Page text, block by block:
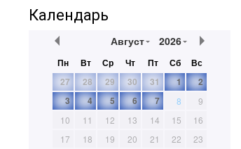
Календарь
Август 2026
Пн Вт Ср Чт Пт Сб
Вс
27
28 29 30 31 1
2
3
4 5 6 7 8
9
10
11 12 13 14 15
16
17
18 19 20 21 22
23